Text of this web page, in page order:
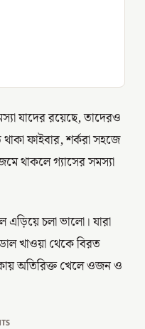
যাদের রয়েছে, তাদেরও
ফাইবার, শর্করা সহজে
থাকলে গ্যাসের সমস্যা
চলা ভালো। যারা
খাওয়া থেকে বিরত
অতিরিক্ত খেলে ওজন ও